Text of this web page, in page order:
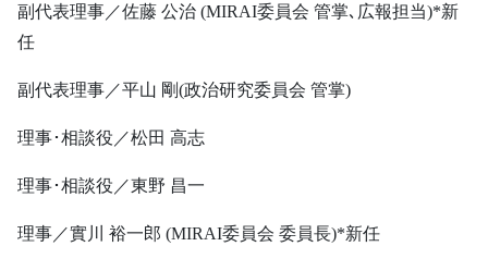
副代表理事／佐藤 公治 (MIRAI委員会 管掌､広報担当)*新
任
副代表理事／平山 剛(政治研究委員会 管掌)
理事･相談役／松田 高志
理事･相談役／東野 昌一
理事／實川 裕一郎 (MIRAI委員会 委員長)*新任